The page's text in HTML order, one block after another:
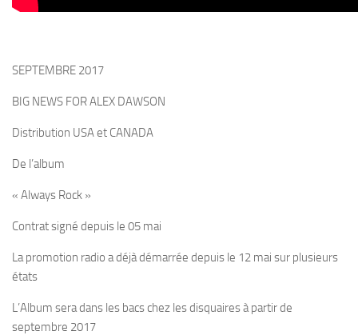
SEPTEMBRE 2017
BIG NEWS FOR ALEX DAWSON
Distribution USA et CANADA
De l’album
« Always Rock »
Contrat signé depuis le 05 mai
La promotion radio a déjà démarrée depuis le 12 mai sur plusieurs
états
L’Album sera dans les bacs chez les disquaires à partir de
septembre 2017